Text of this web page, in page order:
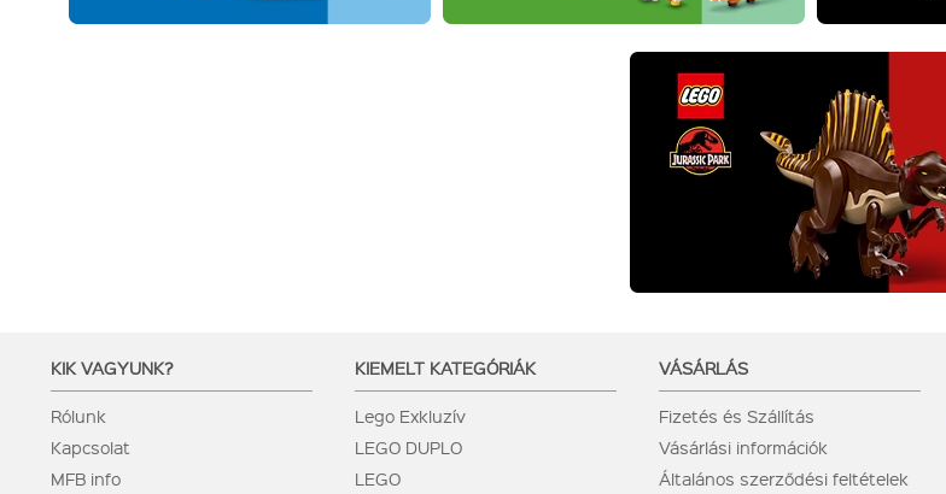
KIK VAGYUNK?
Rólunk
Kapcsolat
MFB info
KIEMELT KATEGÓRIÁK
Lego Exkluzív
LEGO DUPLO
LEGO
VÁSÁRLÁS
Fizetés és Szállítás
Vásárlási információk
Általános szerződési feltételek